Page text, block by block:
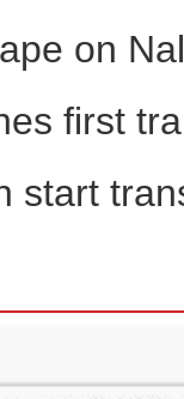
国家湿地公
on
first
start